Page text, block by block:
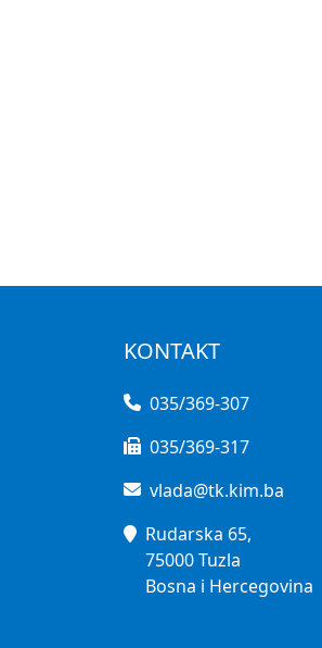
KONTAKT
035/369-307
035/369-317
vlada@tk.kim.ba
Rudarska 65,
75000 Tuzla
Bosna i Hercegovina